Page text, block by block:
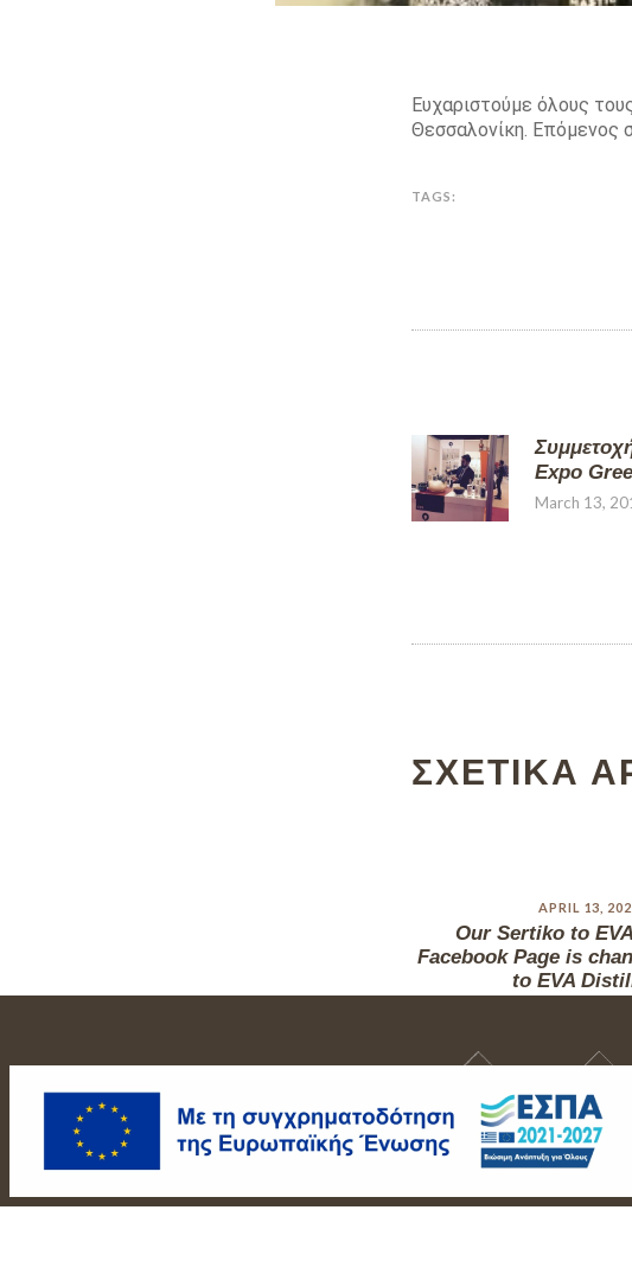
Ευχαριστούμε όλους
Θεσσαλονίκη. Επόμενος
TAGS:
Expo
March 13,
ΣΧΕΤΙΚΑ
APRIL 13,
Our Sertiko to
Facebook Page is
to EVA